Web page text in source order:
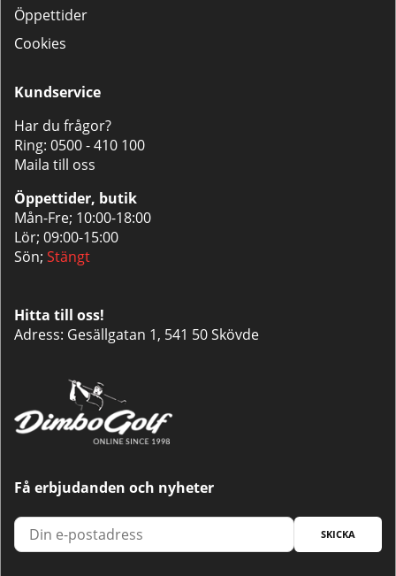
Öppettider
Cookies
Kundservice
Har du frågor?
Ring: 0500 - 410 100
Maila till oss
Öppettider, butik
Mån-Fre; 10:00-18:00
Lör; 09:00-15:00
Sön; Stängt
Hitta till oss!
Adress: Gesällgatan 1, 541 50 Skövde
Få erbjudanden och nyheter
SKICKA